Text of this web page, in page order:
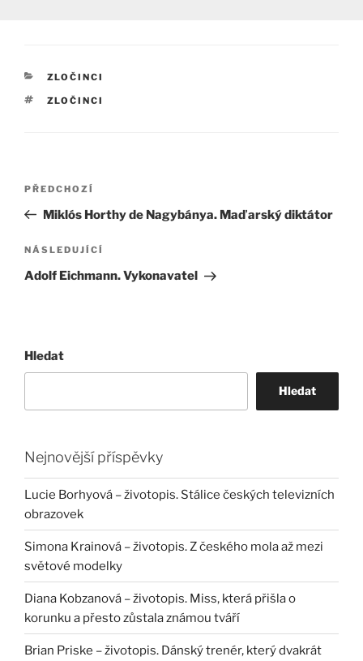
RUBRIKY
ZLOČINCI
ŠTÍTKY
ZLOČINCI
Navigace
příspěvek
Předchozí
příspěvek
PŘEDCHOZÍ
Miklós Horthy de Nagybánya. Maďarský diktátor
Následující
příspěvek
NÁSLEDUJÍCÍ
Adolf Eichmann. Vykonavatel
Hledat
Hledat
Nejnovější příspěvky
Lucie Borhyová – životopis. Stálice českých televizních
obrazovek
Simona Krainová – životopis. Z českého mola až mezi
světové modelky
Diana Kobzanová – životopis. Miss, která přišla o
korunku a přesto zůstala známou tváří
Brian Priske – životopis. Dánský trenér, který dvakrát